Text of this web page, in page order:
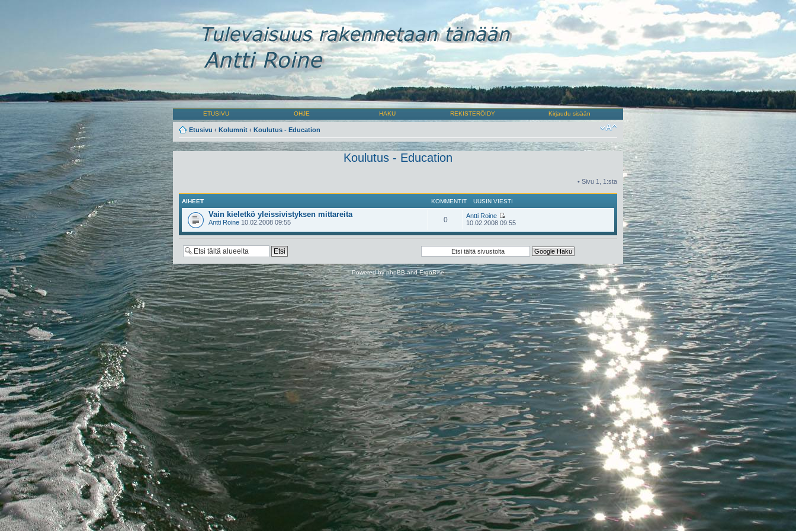
ETUSIVU OHJE HAKU REKISTERÖIDY Kirjaudu sisään
Etusivu ‹ Kolumnit ‹ Koulutus - Education
Koulutus - Education
• Sivu 1 1 :sta
AIHEET KOMMENTIT UUSIN VIESTI
Vain kieletkö yleissivistyksen mittareita
Antti Roine 10.02.2008 09:55 0
Antti Roine
10.02.2008 09:55
Powered byphpBBandErgoRise